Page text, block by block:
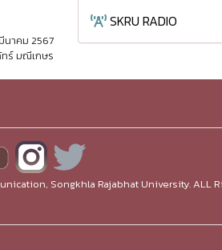
นาคม 2567
ร์ มณีเกษร
SKRU RADIO
Songkhla Rajabhat University. ALL